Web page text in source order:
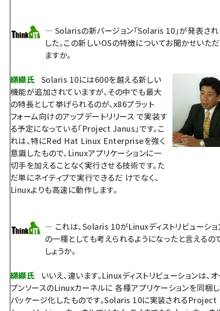
— Solarisの新バージョン「Solaris 10」が発表さ
した。この新しいOSの特徴についてお聞かせいた
ますか。
纐纈氏 Solaris 10には600を越える新しい
機能が追加されていますが、その中でも最大
の特長として挙げられるのが、x86プラット
フォーム向けのアップデートリリース で実装す
る予定になっている「Project Janus」です。こ
れは、特にRed Hat Linux Enterpriseを強く
意識したもので、Linuxアプリケーションに一
切手を加えることなく実行させる技術です。た
だ単にネイティブで実行できるだ けでなく、
Linuxよりも高速に動作します。
— これは、Solaris 10がLinuxディストリビューショ
の一種としても考えられるようになったと言えるの
しょうか。
纐纈氏
いいえ、違います。Linuxディストリビューションは、
プンソースのLinuxカーネルに 各種アプリケーションを同梱
パッケージ化したものです。Solaris 10に実装されるProject